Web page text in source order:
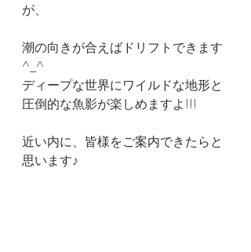
が、
潮の向きが合えばドリフトできます
^_^
ディープな世界にワイルドな地形と
圧倒的な魚影が楽しめますよ!!!
近い内に、皆様をご案内できたらと
思います♪